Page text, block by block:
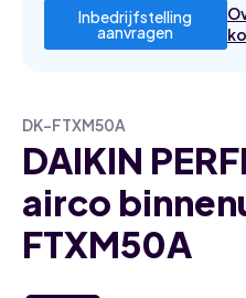
Inbedrijfstelling
aanvragen
DK-FTXM50A
DAIKIN
airco
FTXM50A